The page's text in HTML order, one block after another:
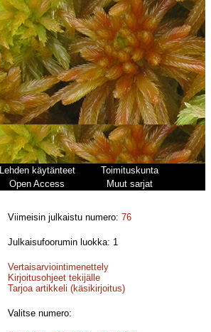
Lehden käytänteet
Toimituskunta
Open Access Muut sarjat
Viimeisin julkaistu numero:76
Julkaisufoorumin luokka: 1
Vertaisarviointimenettely
Kirjoitusohjeet tekijälle
Tarjoa artikkeli (käsikirjoitus)
Valitse numero: